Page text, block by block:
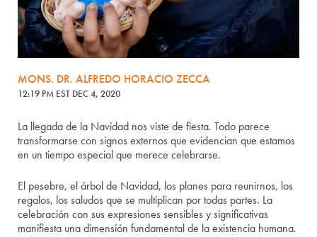
MONS. DR. ALFREDO HORACIO ZECCA
12:19 PM EST DEC 4, 2020
La llegada de la Navidad nos viste de fiesta. Todo parece
transformarse con signos externos que evidencian que estamos
en un tiempo especial que merece celebrarse.
El pesebre, el árbol de Navidad, los planes para reunirnos, los
regalos, los saludos que se multiplican por todas partes. La
celebración con sus expresiones sensibles y significativas
manifiesta una dimensión fundamental de la existencia humana.